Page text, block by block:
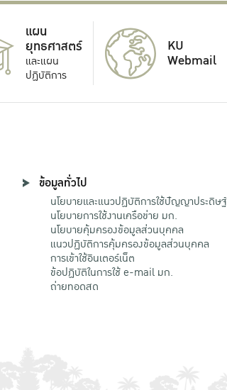
แผน
ยุทธศาสตร์
และแผน
ปฏิบัติการ
KU
Webmail
ข้อมูลทั่วไป
นโยบายและแนวปฏิบัติการใช้ปัญญาประดิษฐ์
นโยบายการใช้งานเครือข่าย มก.
นโยบายคุ้มครองข้อมูลส่วนบุคคล
แนวปฏิบัติการคุ้มครองข้อมูลส่วนบุคคล
การเข้าใช้อินเตอร์เน็ต
ข้อปฏิบัติในการใช้ e-mail มก.
ถ่ายทอดสด